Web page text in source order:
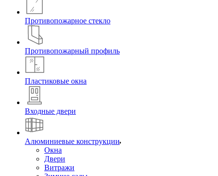
Противопожарное стекло
Противопожарный профиль
Пластиковые окна
Входные двери
Алюминиевые конструкции
Окна
Двери
Витражи